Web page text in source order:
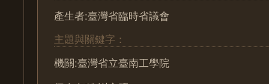
產生者:臺灣省臨時省議會
主題與關鍵字：
機關:臺灣省立臺南工學院